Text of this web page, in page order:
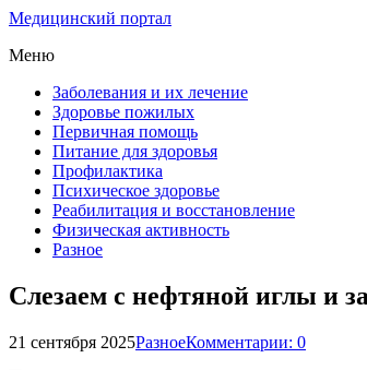
Медицинский портал
Меню
Заболевания и их лечение
Здоровье пожилых
Первичная помощь
Питание для здоровья
Профилактика
Психическое здоровье
Реабилитация и восстановление
Физическая активность
Разное
Слезаем с нефтяной иглы и
21 сентября 2025РазноеКомментарии: 0